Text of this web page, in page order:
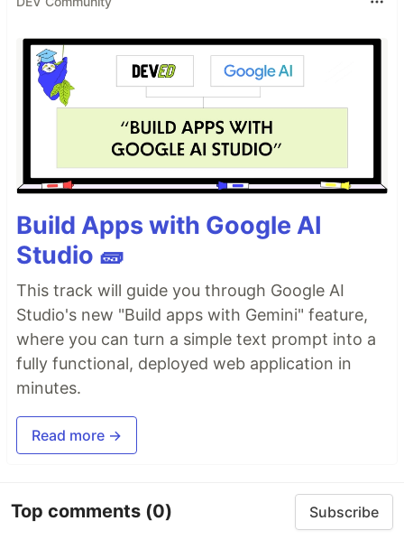
Build Apps with Google AI
Studio 🧱
This track will guide you through Google AI
Studio's new "Build apps with Gemini" feature,
where you can turn a simple text prompt into a
fully functional, deployed web application in
minutes.
Read more →
Top comments (0) Subscribe